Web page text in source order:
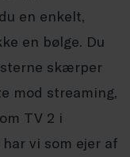
en enkelt,
en bølge. Du
skærper
mod streaming,
TV 2 i
vi som ejer af